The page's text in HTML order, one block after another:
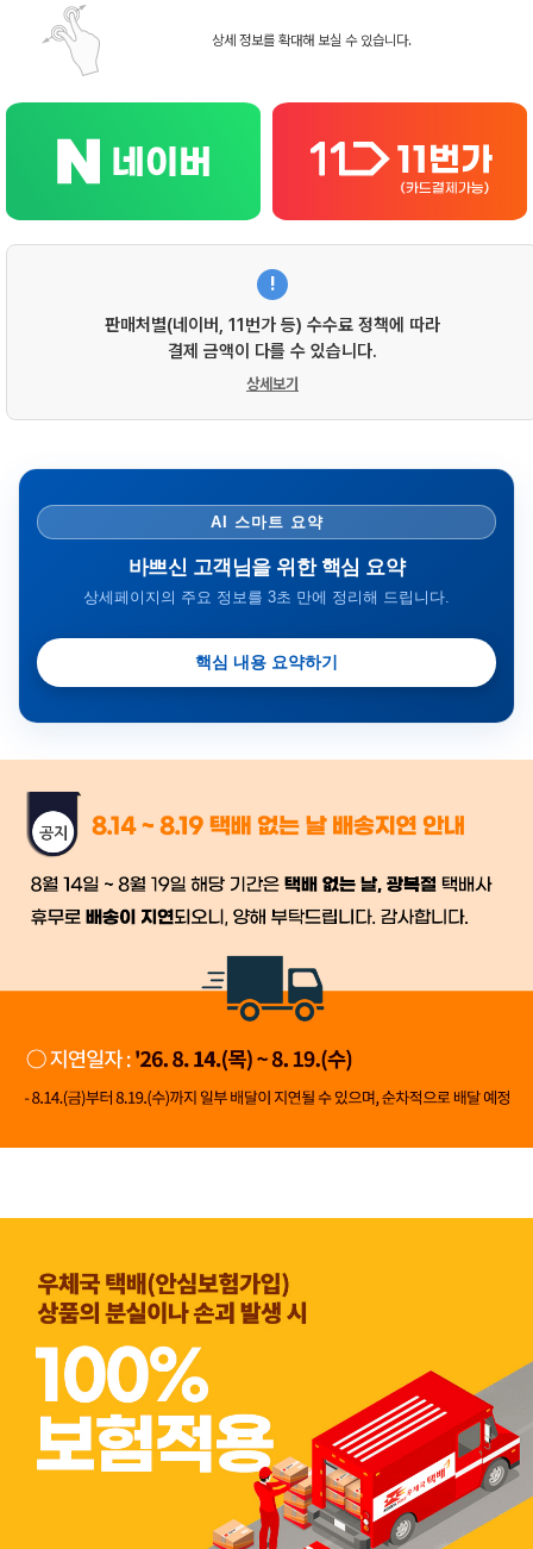
상세 정보를 확대해 보실 수 있습니다.
!
판매처별(네이버, 11번가 등) 수수료 정책에 따라
결제 금액이 다를 수 있습니다.
상세보기
AI 스마트 요약
바쁘신 고객님을 위한 핵심 요약
상세페이지의 주요 정보를 3초 만에 정리해 드립니다.
핵심 내용 요약하기
금일 시세가 적용
배송
시작 후 환불이 불가